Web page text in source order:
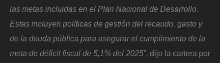
las metas incluidas en el Plan Nacional de Desarrollo.
Estas incluyen políticas de gestión del recaudo, gasto y
de la deuda pública para asegurar el cumplimiento de la
meta de déficit fiscal de 5,1% del 2025”, dijo la cartera por